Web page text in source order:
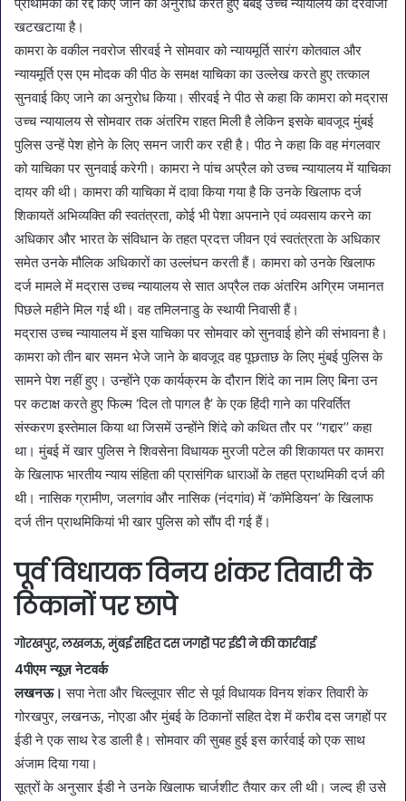
खटखटाया है।
कामरा के वकील नवरोज सीरवई ने सोमवार को न्यायमूर्ति सारंग कोतवाल और
न्यायमूर्ति एस एम मोदक की पीठ के समक्ष याचिका का उल्लेख करते हुए तत्काल
सुनवाई किए जाने का अनुरोध किया। सीरवई ने पीठ से कहा कि कामरा को मद्रास
उच्च न्यायालय से सोमवार तक अंतरिम राहत मिली है लेकिन इसके बावजूद मुंबई
पुलिस उन्हें पेश होने के लिए समन जारी कर रही है। पीठ ने कहा कि वह मंगलवार
को याचिका पर सुनवाई करेगी। कामरा ने पांच अप्रैल को उच्च न्यायालय में याचिका
दायर की थी। कामरा की याचिका में दावा किया गया है कि उनके खिलाफ दर्ज
शिकायतें अभिव्यक्ति की स्वतंत्रता, कोई भी पेशा अपनाने एवं व्यवसाय करने का
अधिकार और भारत के संविधान के तहत प्रदत्त जीवन एवं स्वतंत्रता के अधिकार
समेत उनके मौलिक अधिकारों का उल्लंघन करती हैं। कामरा को उनके खिलाफ
दर्ज मामले में मद्रास उच्च न्यायालय से सात अप्रैल तक अंतरिम अग्रिम जमानत
पिछले महीने मिल गई थी। वह तमिलनाडु के स्थायी निवासी हैं।
मद्रास उच्च न्यायालय में इस याचिका पर सोमवार को सुनवाई होने की संभावना है।
कामरा को तीन बार समन भेजे जाने के बावजूद वह पूछताछ के लिए मुंबई पुलिस के
सामने पेश नहीं हुए। उन्होंने एक कार्यक्रम के दौरान शिंदे का नाम लिए बिना उन
पर कटाक्ष करते हुए फिल्म ‘दिल तो पागल है’ के एक हिंदी गाने का परिवर्तित
संस्करण इस्तेमाल किया था जिसमें उन्होंने शिंदे को कथित तौर पर ‘‘गद्दार’’ कहा
था। मुंबई में खार पुलिस ने शिवसेना विधायक मुरजी पटेल की शिकायत पर कामरा
के खिलाफ भारतीय न्याय संहिता की प्रासंगिक धाराओं के तहत प्राथमिकी दर्ज की
थी। नासिक ग्रामीण, जलगांव और नासिक (नंदगांव) में ‘कॉमेडियन’ के खिलाफ
दर्ज तीन प्राथमिकियां भी खार पुलिस को सौंप दी गई हैं।
पूर्व विधायक विनय शंकर तिवारी के
ठिकानों पर छापे
गोरखपुर, लखनऊ, मुंबई सहित दस जगहों पर ईडी ने की कार्रवाई
4पीएम न्यूज़ नेटवर्क
लखनऊ। सपा नेता और चिल्लूपार सीट से पूर्व विधायक विनय शंकर तिवारी के
गोरखपुर, लखनऊ, नोएडा और मुंबई के ठिकानों सहित देश में करीब दस जगहों पर
ईडी ने एक साथ रेड डाली है। सोमवार की सुबह हुई इस कार्रवाई को एक साथ
अंजाम दिया गया।
सूत्रों के अनुसार ईडी ने उनके खिलाफ चार्जशीट तैयार कर ली थी। जल्द ही उसे